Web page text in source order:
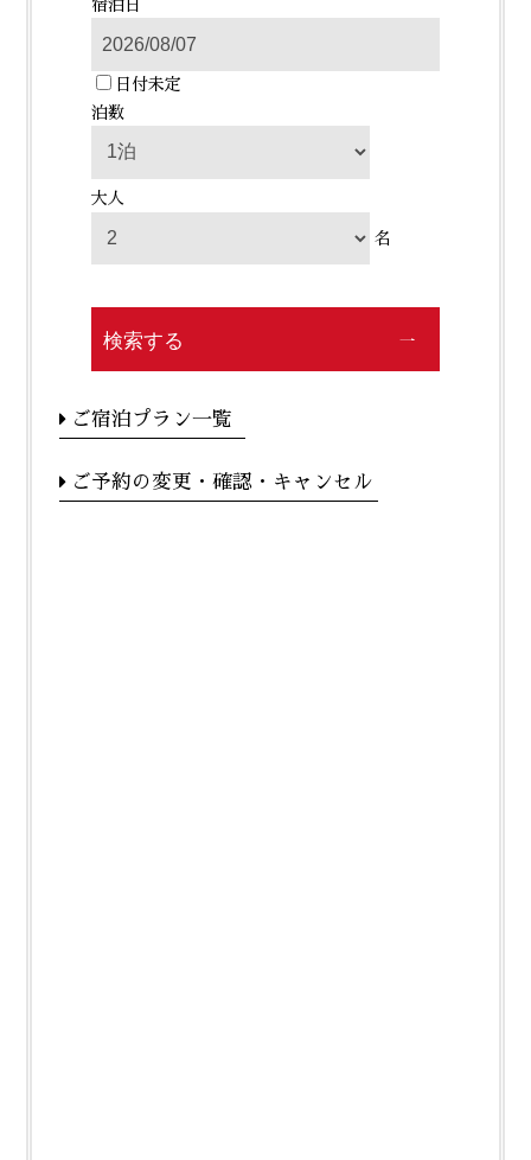
宿泊日
日付未定
泊数
大人
名
検索する
ご宿泊プラン一覧
ご予約の変更・確認・キャンセル